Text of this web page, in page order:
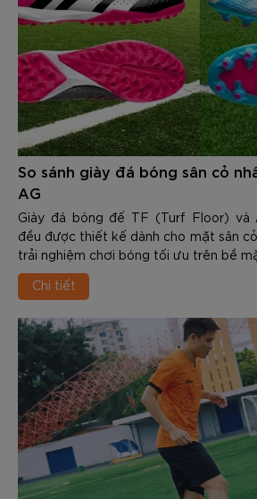
So sánh giày đá bóng sân cỏ
AG
Giày đá bóng đế TF (Turf Floor) và
đều được thiết kế dành cho mặt sân
trải nghiệm chơi bóng tối ưu trên bề
Chi tiết